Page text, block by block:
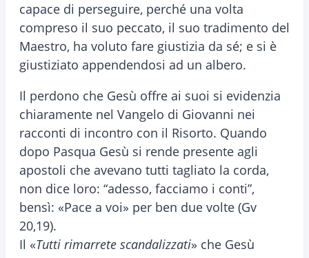
capace di perseguire, perché una volta
compreso il suo peccato, il suo tradimento del
Maestro, ha voluto fare giustizia da sé; e si è
giustiziato appendendosi ad un albero.
Il perdono che Gesù offre ai suoi si evidenzia
chiaramente nel Vangelo di Giovanni nei
racconti di incontro con il Risorto. Quando
dopo Pasqua Gesù si rende presente agli
apostoli che avevano tutti tagliato la corda,
non dice loro: “adesso, facciamo i conti”,
bensì: «Pace a voi» per ben due volte (Gv
20,19).
Il «Tutti rimarrete scandalizzati» che Gesù